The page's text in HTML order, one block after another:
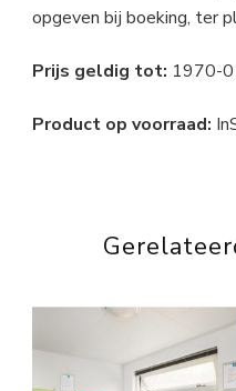
opgeven bij boeking, ter
Prijs geldig tot: 1970-
Product op voorraad: